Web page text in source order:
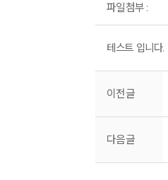
파일첨부 :
테스트 입니다.
이전글
다음글